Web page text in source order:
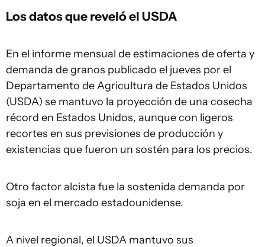
Los datos que reveló el USDA
En el informe mensual de estimaciones de oferta y
demanda de granos publicado el jueves por el
Departamento de Agricultura de Estados Unidos
(USDA) se mantuvo la proyección de una cosecha
récord en Estados Unidos, aunque con ligeros
recortes en sus previsiones de producción y
existencias que fueron un sostén para los precios.
Otro factor alcista fue la sostenida demanda por
soja en el mercado estadounidense.
A nivel regional, el USDA mantuvo sus